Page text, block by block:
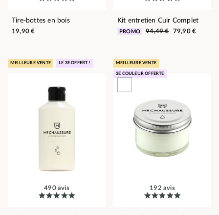
Tire-bottes en bois
19,90 €
Kit entretien Cuir Complet
PROMO 94,49 € 79,90 €
MEILLEURE VENTE LE 3E OFFERT !
490 avis
MEILLEURE VENTE
3E COULEUR OFFERTE
192 avis